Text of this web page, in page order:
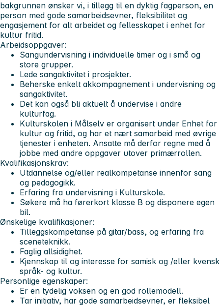
bakgrunnen ønsker vi, i tillegg til en dyktig fagperson, en
person med gode samarbeidsevner, fleksibilitet og
engasjement for alt arbeidet og fellesskapet i enhet for
kultur fritid.
Arbeidsoppgaver:
Sangundervisning i individuelle timer og i små og
store grupper.
Lede sangaktivitet i prosjekter.
Beherske enkelt akkompagnement i undervisning og
sangaktivitet.
Det kan også bli aktuelt å undervise i andre
kulturfag.
Kulturskolen i Målselv er organisert under Enhet for
kultur og fritid, og har et nært samarbeid med øvrige
tjenester i enheten. Ansatte må derfor regne med å
jobbe med andre oppgaver utover primærrollen.
Kvalifikasjonskrav:
Utdannelse og/eller realkompetanse innenfor sang
og pedagogikk.
Erfaring fra undervisning i Kulturskole.
Søkere må ha førerkort klasse B og disponere egen
bil.
Ønskelige kvalifikasjoner:
Tilleggskompetanse på gitar/bass, og erfaring fra
sceneteknikk.
Faglig allsidighet.
Kjennskap til og interesse for samisk og /eller kvensk
språk- og kultur.
Personlige egenskaper:
Er en tydelig voksen og en god rollemodell.
Tar initiativ, har gode samarbeidsevner, er fleksibel